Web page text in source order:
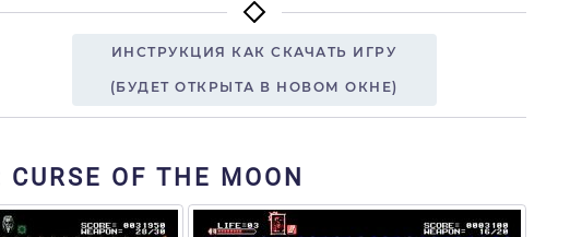
ИНСТРУКЦИЯ КАК СКАЧАТЬ ИГРУ
(БУДЕТ ОТКРЫТА В НОВОМ ОКНЕ)
OF THE MOON